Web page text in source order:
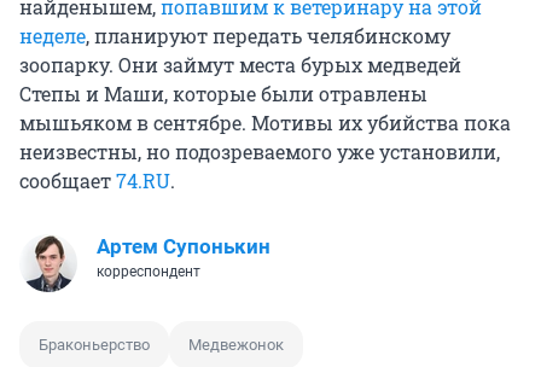
найденышем,попавшим к ветеринару на этой
неделе, планируют передать челябинскому
зоопарку. Они займут места бурых медведей
Степы и Маши, которые были отравлены
мышьяком в сентябре. Мотивы их убийства пока
неизвестны, но подозреваемого уже установили,
сообщает74.RU.
Артем Супонькин
корреспондент
Браконьерство Медвежонок